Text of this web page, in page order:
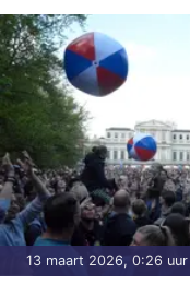
13 maart 2026, 0:26 uur